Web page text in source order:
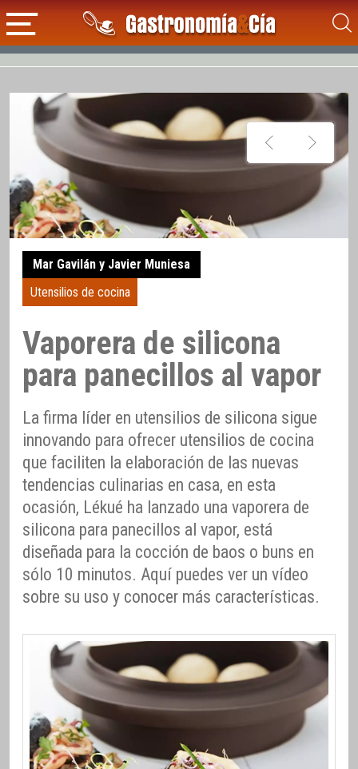
Mar Gavilán y Javier Muniesa
Utensilios de cocina
Vaporera de silicona
para panecillos al vapor
La firma líder en utensilios de silicona sigue
innovando para ofrecer utensilios de cocina
que faciliten la elaboración de las nuevas
tendencias culinarias en casa, en esta
ocasión, Lékué ha lanzado una vaporera de
silicona para panecillos al vapor, está
diseñada para la cocción de baos o buns en
sólo 10 minutos. Aquí puedes ver un vídeo
sobre su uso y conocer más características.